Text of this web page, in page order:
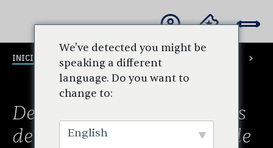
INICIO
CONCIERTOS Y
ENTRADAS
Descuentos de los Amigos
de la Biblioteca Pública de
We've detected you might be
speaking a different
language. Do you want to
change to:
English